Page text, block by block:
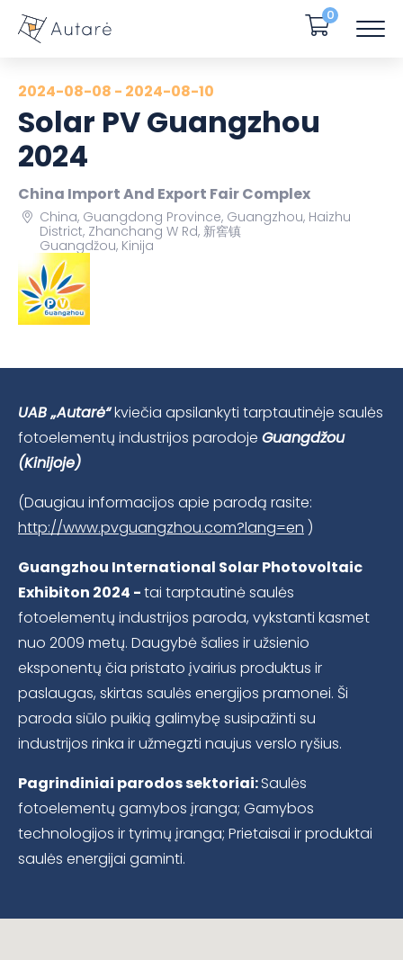
0
2024-08-08 - 2024-08-10
Solar PV Guangzhou
2024
China Import And Export Fair Complex
China, Guangdong Province, Guangzhou, Haizhu
District, Zhanchang W Rd, 新窖镇
Guangdžou, Kinija
UAB „Autarė“kviečia apsilankyti tarptautinėje saulės
fotoelementų industrijos parodoje Guangdžou
(Kinijoje)
(Daugiau informacijos apie parodą rasite:
http://www.pvguangzhou.com?lang=en )
Guangzhou International Solar Photovoltaic
Exhibiton 2024 -tai tarptautinė saulės
fotoelementų industrijos paroda, vykstanti kasmet
nuo 2009 metų. Daugybė šalies ir užsienio
eksponentų čia pristato įvairius produktus ir
paslaugas, skirtas saulės energijos pramonei. Ši
paroda siūlo puikią galimybę susipažinti su
industrijos rinka ir užmegzti naujus verslo ryšius.
Pagrindiniai parodos sektoriai:Saulės
fotoelementų gamybos įranga; Gamybos
technologijos ir tyrimų įranga; Prietaisai ir produktai
saulės energijai gaminti.